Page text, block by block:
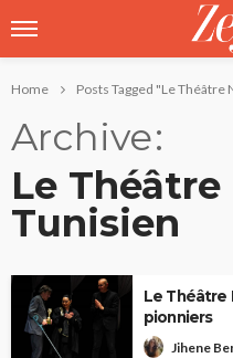
Home Posts Tagged "Le Théâtre
Archive
Le
Tunisien
Le Théâtre
pionniers
Jihene